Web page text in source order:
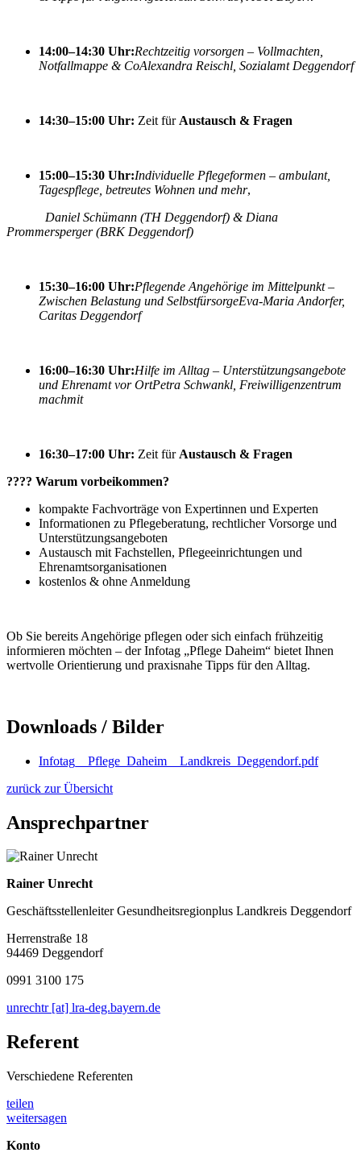
14:00–14:30 Uhr:Rechtzeitig vorsorgen – Vollmachten,
Notfallmappe & CoAlexandra Reischl, Sozialamt Deggendorf
14:30–15:00 Uhr: Zeit für Austausch & Fragen
15:00–15:30 Uhr:Individuelle Pflegeformen – ambulant,
Tagespflege, betreutes Wohnen und mehr,
Daniel Schümann (TH Deggendorf) & Diana
Prommersperger (BRK Deggendorf)
15:30–16:00 Uhr:Pflegende Angehörige im Mittelpunkt –
Zwischen Belastung und SelbstfürsorgeEva-Maria Andorfer,
Caritas Deggendorf
16:00–16:30 Uhr:Hilfe im Alltag – Unterstützungsangebote
und Ehrenamt vor OrtPetra Schwankl, Freiwilligenzentrum
machmit
16:30–17:00 Uhr: Zeit für Austausch & Fragen
???? Warum vorbeikommen?
kompakte Fachvorträge von Expertinnen und Experten
Informationen zu Pflegeberatung, rechtlicher Vorsorge und
Unterstützungsangeboten
Austausch mit Fachstellen, Pflegeeinrichtungen und
Ehrenamtsorganisationen
kostenlos & ohne Anmeldung
Ob Sie bereits Angehörige pflegen oder sich einfach frühzeitig
informieren möchten – der Infotag „Pflege Daheim“ bietet Ihnen
wertvolle Orientierung und praxisnahe Tipps für den Alltag.
Downloads / Bilder
Infotag__Pflege_Daheim__Landkreis_Deggendorf.pdf
zurück zur Übersicht
Ansprechpartner
Rainer Unrecht
Geschäftsstellenleiter Gesundheitsregionplus Landkreis Deggendorf
Herrenstraße 18
94469 Deggendorf
0991 3100 175
unrechtr [at] lra-deg.bayern.de
Referent
Verschiedene Referenten
teilen
weitersagen
Konto